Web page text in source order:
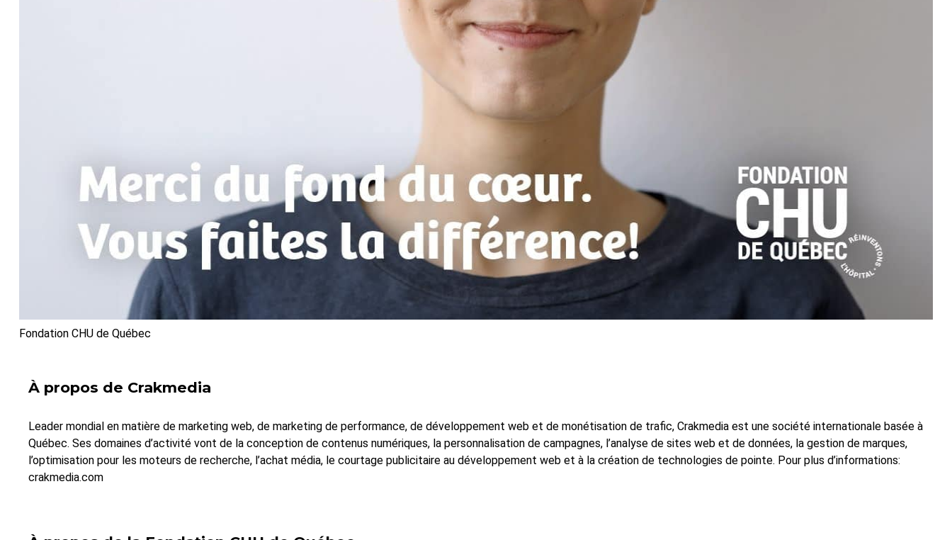
Fondation CHU de Québec
À propos de Crakmedia
Leader mondial en matière de marketing web, de marketing de performance, de développement web et de monétisation de trafic, Crakmedia est une société internationale basée à
Québec. Ses domaines d’activité vont de la conception de contenus numériques, la personnalisation de campagnes, l’analyse de sites web et de données, la gestion de marques,
l’optimisation pour les moteurs de recherche, l’achat média, le courtage publicitaire au développement web et à la création de technologies de pointe. Pour plus d’informations:
crakmedia.com